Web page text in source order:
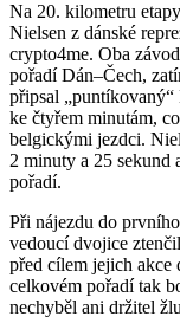
Na 20. kilometru
Nielsen z dánské
crypto4me. Oba
pořadí Dán–Čech,
připsal
ke čtyřem minutám,
belgickými jezdci.
2 minuty a 25 sekund
pořadí.
Při nájezdu do
vedoucí dvojice
před cílem jejich akce
celkovém pořadí tak
nechyběl ani držitel